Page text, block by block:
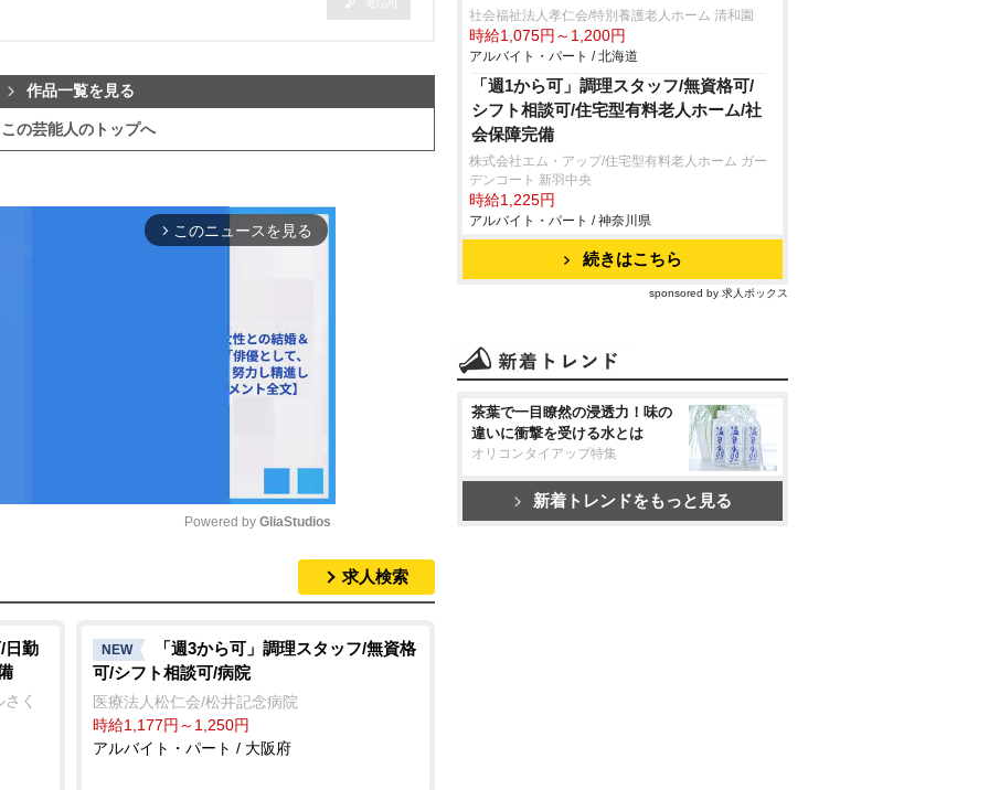
作品一覧を見る
この芸能人のトップへ
arrow_forward_ios このニュースを見る
t
e
Powered by GliaStudios
求人検索
日勤
く
NEW
「週3から可」調理スタッフ/無資格
可/シフト相談可/病院
医療法人松仁会/松井記念病院
時給1,177円～1,250円
アルバイト・パート / 大阪府
社会福祉法人孝仁会/特別養護老人ホーム 清和園
時給1,075円～1,200円
アルバイト・パート / 北海道
「週1から可」調理スタッフ/無資格可/
シフト相談可/住宅型有料老人ホーム/社
会保障完備
株式会社エム・アップ/住宅型有料老人ホーム ガー
デンコート 新羽中央
時給1,225円
アルバイト・パート / 神奈川県
続きはこちら
sponsored by 求人ボックス
茶葉で一目瞭然の浸透力！味の
違いに衝撃を受ける水とは
オリコンタイアップ特集
新着トレンドをもっと見る